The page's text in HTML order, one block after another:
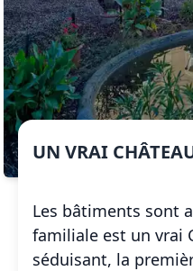
UN VRAI
Les bâtiments sont
familiale est un vrai
séduisant, la